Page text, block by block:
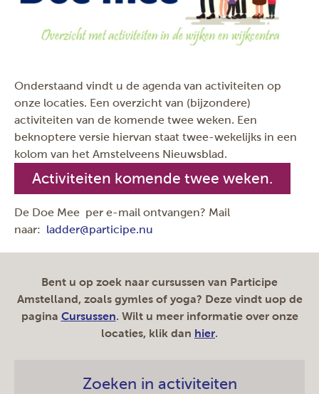
Onderstaand vindt u de agenda van activiteiten op
onze locaties. Een overzicht van (bijzondere)
activiteiten van de komende twee weken. Een
beknoptere versie hiervan staat twee-wekelijks in een
kolom van het Amstelveens Nieuwsblad.
Activiteiten komende twee weken.
De Doe Mee per e-mail ontvangen? Mail
naar: ladder@participe.nu
Bent u op zoek naar cursussen van Participe
Amstelland, zoals gymles of yoga? Deze vindt uop de
pagina Cursussen. Wilt u meer informatie over onze
locaties, klik dan hier.
Zoeken in activiteiten